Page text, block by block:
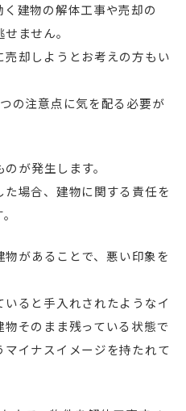
建物の解体工事や売却の
ません。
却しようとお考えの方もい
の注意点に気を配る必要が
が発生します。
場合、建物に関する責任を
があることで、悪い印象を
ると手入れされたようなイ
そのまま残っている状態で
イナスイメージを持たれて